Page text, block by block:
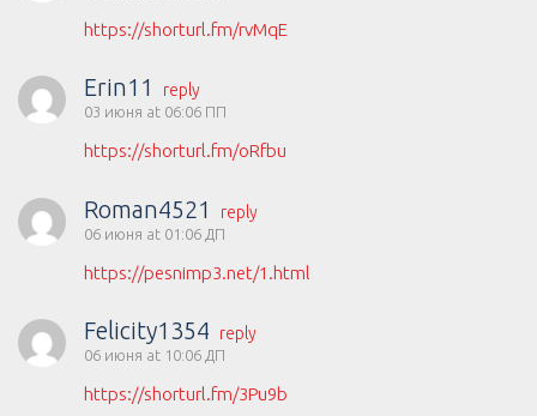
https://shorturl.fm/rvMqE
Erin11 reply
03 июня at 06:06 ПП
https://shorturl.fm/oRfbu
Roman4521 reply
06 июня at 01:06 ДП
https://pesnimp3.net/1.html
Felicity1354 reply
06 июня at 10:06 ДП
https://shorturl.fm/3Pu9b